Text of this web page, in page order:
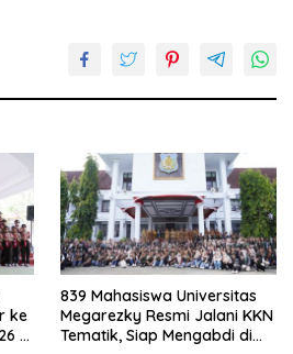
ke
di
839 Mahasiswa Universitas
Megarezky Resmi Jalani KKN
Tematik, Siap Mengabdi di